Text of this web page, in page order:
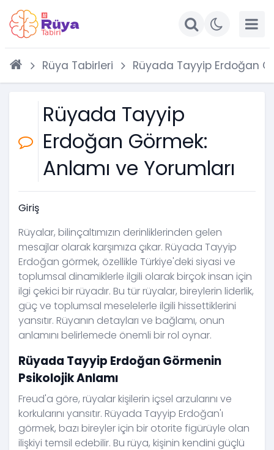
Rüya Tabirleri Rüyada Tayyip Erdoğan
Rüyada Tayyip
Erdoğan Görmek:
Anlamı ve Yorumları
Giriş
Rüyalar, bilinçaltımızın derinliklerinden gelen
mesajlar olarak karşımıza çıkar. Rüyada Tayyip
Erdoğan görmek, özellikle Türkiye'deki siyasi ve
toplumsal dinamiklerle ilgili olarak birçok insan için
ilgi çekici bir rüyadır. Bu tür rüyalar, bireylerin liderlik,
güç ve toplumsal meselelerle ilgili hissettiklerini
yansıtır. Rüyanın detayları ve bağlamı, onun
anlamını belirlemede önemli bir rol oynar.
Rüyada Tayyip Erdoğan Görmenin
Psikolojik Anlamı
Freud'a göre, rüyalar kişilerin içsel arzularını ve
korkularını yansıtır. Rüyada Tayyip Erdoğan'ı
görmek, bazı bireyler için bir otorite figürüyle olan
ilişkiyi temsil edebilir. Bu rüya, kişinin kendini güçlü